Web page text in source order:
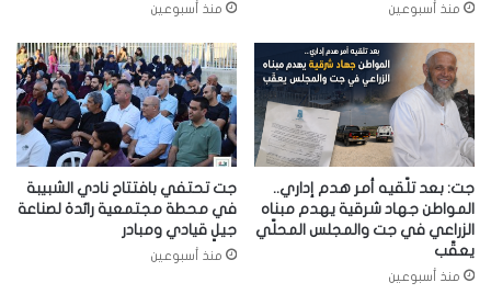
منذ أسبوعين منذ أسبوعين
جت: بعد تلّقيه أمر هدم إداري..
المواطن جهاد شرقية يهدم مبناه
الزراعي في جت والمجلس المحلّي
يعقّب
منذ أسبوعين
جت تحتفي بافتتاح نادي الشبيبة
في محطة مجتمعية رائدة لصناعة
جيلٍ قيادي ومبادر
منذ أسبوعين